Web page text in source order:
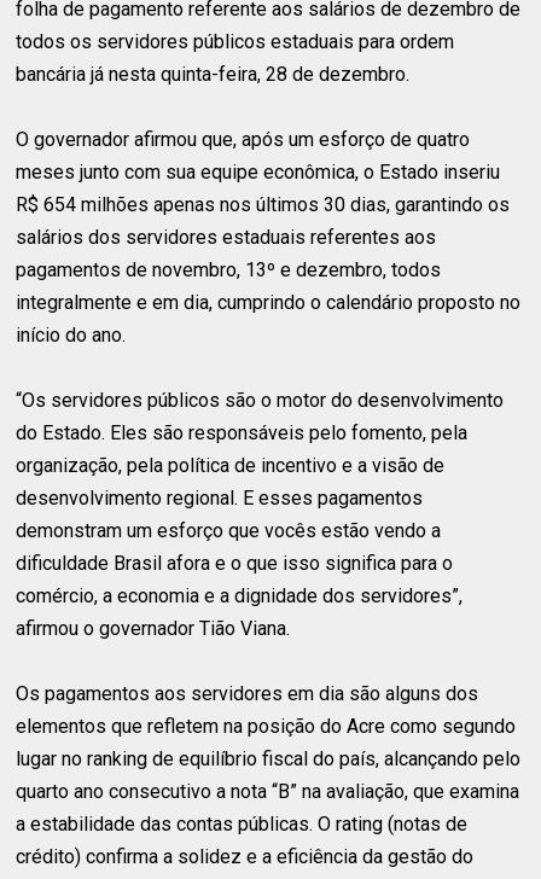
folha de pagamento referente aos salários de dezembro de
todos os servidores públicos estaduais para ordem
bancária já nesta quinta-feira, 28 de dezembro.
O governador afirmou que, após um esforço de quatro
meses junto com sua equipe econômica, o Estado inseriu
R$ 654 milhões apenas nos últimos 30 dias, garantindo os
salários dos servidores estaduais referentes aos
pagamentos de novembro, 13º e dezembro, todos
integralmente e em dia, cumprindo o calendário proposto no
início do ano.
“Os servidores públicos são o motor do desenvolvimento
do Estado. Eles são responsáveis pelo fomento, pela
organização, pela política de incentivo e a visão de
desenvolvimento regional. E esses pagamentos
demonstram um esforço que vocês estão vendo a
dificuldade Brasil afora e o que isso significa para o
comércio, a economia e a dignidade dos servidores”,
afirmou o governador Tião Viana.
Os pagamentos aos servidores em dia são alguns dos
elementos que refletem na posição do Acre como segundo
lugar no ranking de equilíbrio fiscal do país, alcançando pelo
quarto ano consecutivo a nota “B” na avaliação, que examina
a estabilidade das contas públicas. O rating (notas de
crédito) confirma a solidez e a eficiência da gestão do